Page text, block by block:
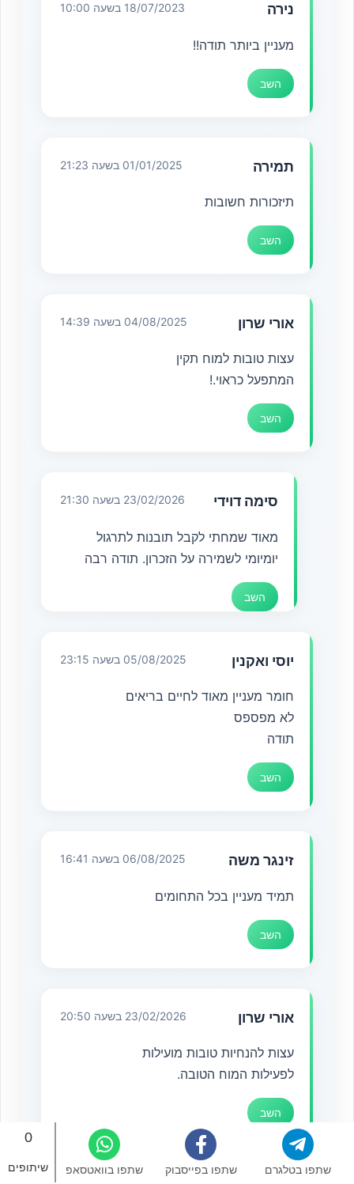
0
שיתופים שתפו בוואטסאפ שתפו בפייסבוק שתפו בטלגרם
נירה 18/07/2023 בשעה 10:00
מעניין ביותר תודה!!
השב
תמירה 01/01/2025 בשעה 21:23
תיזכורות חשובות
השב
אורי שרון 04/08/2025 בשעה 14:39
עצות טובות למוח תקין
המתפעל כראוי.!
השב
סימה דוידי 23/02/2026 בשעה 21:30
מאוד שמחתי לקבל תובנות לתרגול
יומיומי לשמירה על הזכרון. תודה רבה
השב
יוסי ואקנין 05/08/2025 בשעה 23:15
חומר מעניין מאוד לחיים בריאים
לא מפספס
תודה
השב
זינגר משה 06/08/2025 בשעה 16:41
תמיד מעניין בכל התחומים
השב
אורי שרון 23/02/2026 בשעה 20:50
עצות להנחיות טובות מועילות
לפעילות המוח הטובה.
השב